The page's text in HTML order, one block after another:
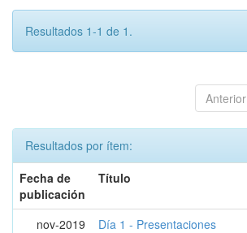
Resultados 1-1 de 1.
Anterior
Resultados por ítem:
Fecha de
publicación
Título
nov-2019 Día 1 - Presentaciones